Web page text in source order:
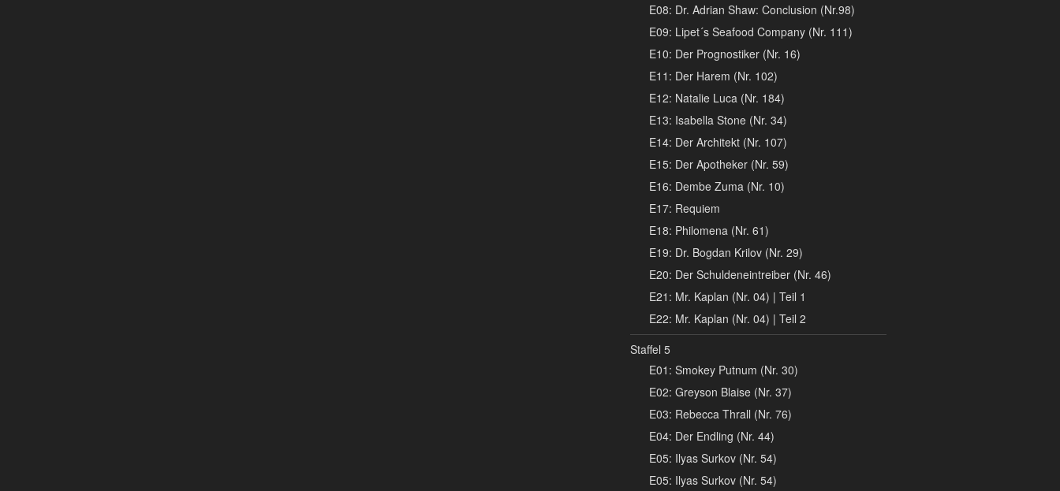
E08: Dr. Adrian Shaw: Conclusion (Nr.98)
E09: Lipet´s Seafood Company (Nr. 111)
E10: Der Prognostiker (Nr. 16)
E11: Der Harem (Nr. 102)
E12: Natalie Luca (Nr. 184)
E13: Isabella Stone (Nr. 34)
E14: Der Architekt (Nr. 107)
E15: Der Apotheker (Nr. 59)
E16: Dembe Zuma (Nr. 10)
E17: Requiem
E18: Philomena (Nr. 61)
E19: Dr. Bogdan Krilov (Nr. 29)
E20: Der Schuldeneintreiber (Nr. 46)
E21: Mr. Kaplan (Nr. 04) | Teil 1
E22: Mr. Kaplan (Nr. 04) | Teil 2
Staffel 5
E01: Smokey Putnum (Nr. 30)
E02: Greyson Blaise (Nr. 37)
E03: Rebecca Thrall (Nr. 76)
E04: Der Endling (Nr. 44)
E05: Ilyas Surkov (Nr. 54)
E05: Ilyas Surkov (Nr. 54)